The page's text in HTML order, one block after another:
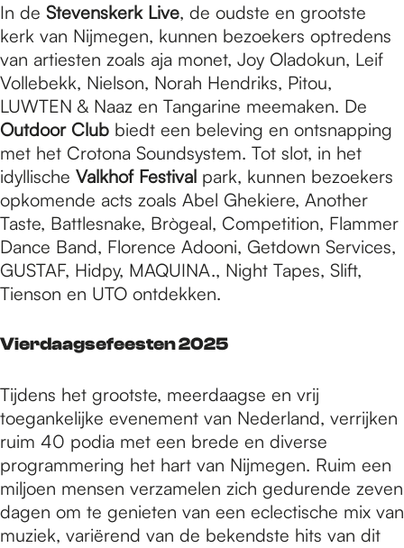
In de Stevenskerk Live, de oudste en grootste
kerk van Nijmegen, kunnen bezoekers optredens
van artiesten zoals aja monet, Joy Oladokun, Leif
Vollebekk, Nielson, Norah Hendriks, Pitou,
LUWTEN & Naaz en Tangarine meemaken. De
Outdoor Club biedt een beleving en ontsnapping
met het Crotona Soundsystem. Tot slot, in het
idyllische Valkhof Festival park, kunnen bezoekers
opkomende acts zoals Abel Ghekiere, Another
Taste, Battlesnake, Brògeal, Competition, Flammer
Dance Band, Florence Adooni, Getdown Services,
GUSTAF, Hidpy, MAQUINA., Night Tapes, Slift,
Tienson en UTO ontdekken.
Vierdaagsefeesten 2025
Tijdens het grootste, meerdaagse en vrij
toegankelijke evenement van Nederland, verrijken
ruim 40 podia met een brede en diverse
programmering het hart van Nijmegen. Ruim een
miljoen mensen verzamelen zich gedurende zeven
dagen om te genieten van een eclectische mix van
muziek, variërend van de bekendste hits van dit